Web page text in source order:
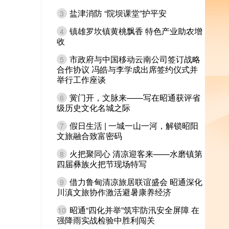
3 盐津消防 “院坝课堂”护平安
4 镇雄罗坎镇黄桃飘香 特色产业助农增
收
5 市政府与中国移动云南公司签订战略
合作协议 冯皓与李学成出席签约仪式并
举行工作座谈
6 黉门开，文脉来——写在昭通获评省
级历史文化名城之际
7 假日生活 | 一城一山一河，解锁昭阳
文旅融合致富密码
8
火把聚同心 清凉迎客来——水磨镇第
四届彝族火把节现场特写
9 借力鲁甸清凉旅居联谊盛会 昭通深化
川滇文旅协作激活避暑康养经济
10 昭通“四化并举”筑牢防汛安全屏障 在
强降雨实战检验中胜利闯关